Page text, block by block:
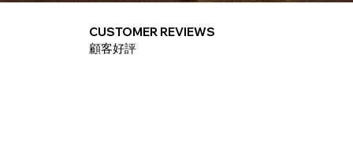
CUSTOMER REVIEWS
​顧客好評